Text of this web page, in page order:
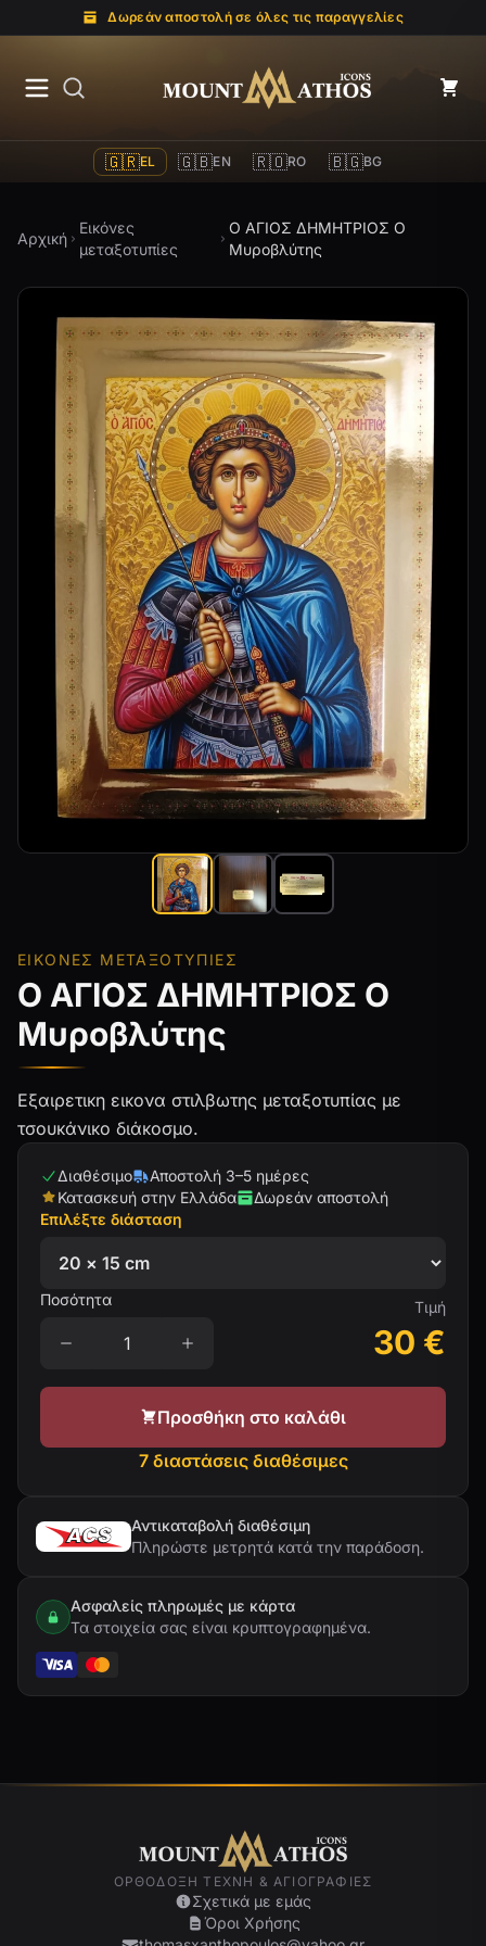
Δωρεάν αποστολή σε όλες τις παραγγελίες
Mount Athos Icons
🇬🇷EL 🇬🇧EN 🇷🇴RO 🇧🇬BG
Αρχική
Εικόνες
μεταξοτυπίες
Ο ΑΓΙΟΣ ΔΗΜΗΤΡΙΟΣ Ο
Μυροβλύτης
ΕΙΚΌΝΕΣ ΜΕΤΑΞΟΤΥΠΊΕΣ
Ο ΑΓΙΟΣ ΔΗΜΗΤΡΙΟΣ Ο
Μυροβλύτης
Εξαιρετικη εικονα στιλβωτης μεταξοτυπίας με
τσουκάνικο διάκοσμο.
Διαθέσιμο
Αποστολή 3–5 ημέρες
Κατασκευή στην Ελλάδα
Δωρεάν αποστολή
Επιλέξτε διάσταση
Ποσότητα Τιμή
30 €
Προσθήκη στο καλάθι
7 διαστάσεις διαθέσιμες
Αντικαταβολή διαθέσιμη
Πληρώστε μετρητά κατά την παράδοση.
Ασφαλείς πληρωμές με κάρτα
Τα στοιχεία σας είναι κρυπτογραφημένα.
ΟΡΘΌΔΟΞΗ ΤΈΧΝΗ & ΑΓΙΟΓΡΑΦΊΕΣ
Σχετικά με εμάς
Όροι Χρήσης